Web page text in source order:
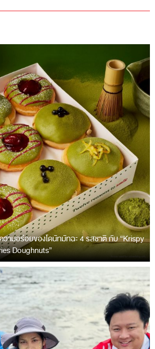
ามอร่อยของโดนัทมัทฉะ 4 รสชาติ กับ “Krispy
Doughnuts”